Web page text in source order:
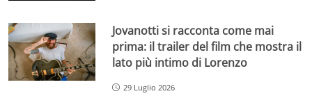
Jovanotti si racconta come mai
prima: il trailer del film che mostra il
lato più intimo di Lorenzo
29 Luglio 2026